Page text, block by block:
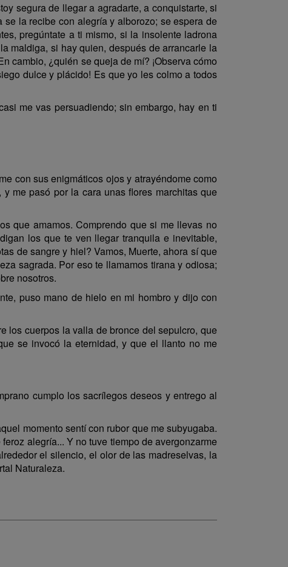
segura de llegar a agradarte, a conquistarte, si
se la recibe con alegría y alborozo; se espera de
pregúntate a ti mismo, si la insolente ladrona
maldiga, si hay quien, después de arrancarle la
cambio, ¿quién se queja de mí? ¡Observa cómo
dulce y plácido! Es que yo les colmo a todos
me vas persuadiendo; sin embargo, hay en ti
con sus enigmáticos ojos y atrayéndome como
me pasó por la cara unas flores marchitas que
que amamos. Comprendo que si me llevas no
los que te ven llegar tranquila e inevitable,
de sangre y hiel? Vamos, Muerte, ahora sí que
sagrada. Por eso te llamamos tirana y odiosa;
nosotros.
puso mano de hielo en mi hombro y dijo con
los cuerpos la valla de bronce del sepulcro, que
se invocó la eternidad, y que el llanto no me
cumplo los sacrílegos deseos y entrego al
momento sentí con rubor que me subyugaba.
alegría... Y no tuve tiempo de avergonzarme
el silencio, el olor de las madreselvas, la
Naturaleza.